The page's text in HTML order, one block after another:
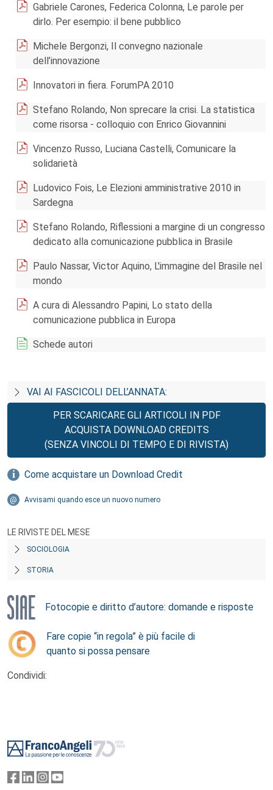
Gabriele Carones, Federica Colonna, Le parole per
dirlo. Per esempio: il bene pubblico
Michele Bergonzi, Il convegno nazionale
dell’innovazione
Innovatori in fiera. ForumPA 2010
Stefano Rolando, Non sprecare la crisi. La statistica
come risorsa - colloquio con Enrico Giovannini
Vincenzo Russo, Luciana Castelli, Comunicare la
solidarietà
Ludovico Fois, Le Elezioni amministrative 2010 in
Sardegna
Stefano Rolando, Riflessioni a margine di un congresso
dedicato alla comunicazione pubblica in Brasile
Paulo Nassar, Victor Aquino, L'immagine del Brasile nel
mondo
A cura di Alessandro Papini, Lo stato della
comunicazione pubblica in Europa
Schede autori
VAI AI FASCICOLI DELL’ANNATA:
PER SCARICARE GLI ARTICOLI IN PDF
ACQUISTA DOWNLOAD CREDITS
(SENZA VINCOLI DI TEMPO E DI RIVISTA)
Come acquistare un Download Credit
Avvisami quando esce un nuovo numero
LE RIVISTE DEL MESE
SOCIOLOGIA
STORIA
Fotocopie e diritto d’autore: domande e risposte
Fare copie “in regola” è più facile di
quanto si possa pensare
Condividi: